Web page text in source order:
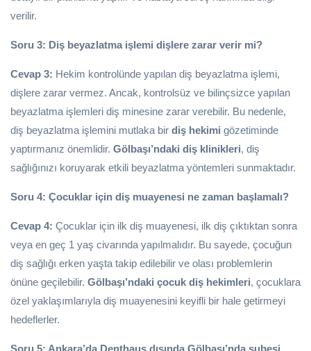
verilir.
Soru 3: Diş beyazlatma işlemi dişlere zarar verir mi?
Cevap 3: Hekim kontrolünde yapılan diş beyazlatma işlemi,
dişlere zarar vermez. Ancak, kontrolsüz ve bilinçsizce yapılan
beyazlatma işlemleri diş minesine zarar verebilir. Bu nedenle,
diş beyazlatma işlemini mutlaka bir diş hekimi gözetiminde
yaptırmanız önemlidir. Gölbaşı’ndaki diş klinikleri, diş
sağlığınızı koruyarak etkili beyazlatma yöntemleri sunmaktadır.
Soru 4: Çocuklar için diş muayenesi ne zaman başlamalı?
Cevap 4: Çocuklar için ilk diş muayenesi, ilk diş çıktıktan sonra
veya en geç 1 yaş civarında yapılmalıdır. Bu sayede, çocuğun
diş sağlığı erken yaşta takip edilebilir ve olası problemlerin
önüne geçilebilir. Gölbaşı’ndaki çocuk diş hekimleri, çocuklara
özel yaklaşımlarıyla diş muayenesini keyifli bir hale getirmeyi
hedeflerler.
Soru 5: Ankara’da Denthaus dışında Gölbaşı’nda şubesi